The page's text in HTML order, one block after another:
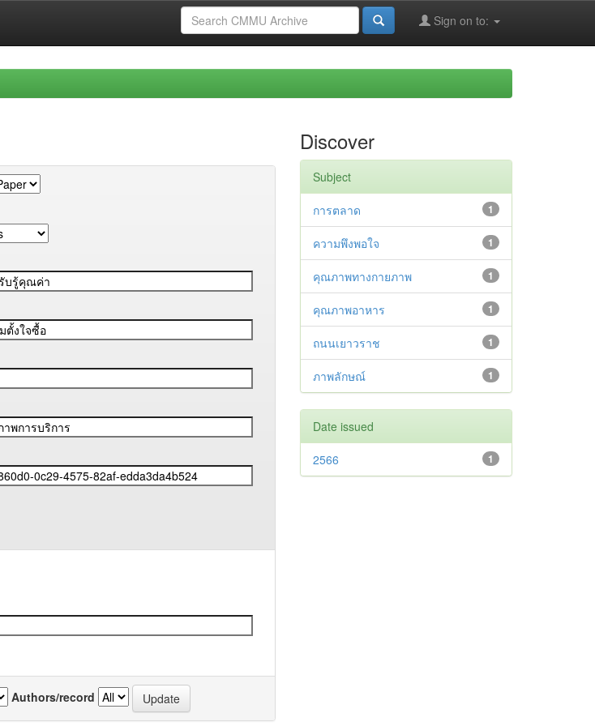
Sign on to:
Authors/record
Discover
Subject
1
การตลาด
1
ความพึงพอใจ
1
คุณภาพทางกายภาพ
1
คุณภาพอาหาร
1
ถนนเยาวราช
1
ภาพลักษณ์
Date issued
1
2566